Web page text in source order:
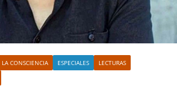
LA CONSCIENCIA ESPECIALES LECTURAS